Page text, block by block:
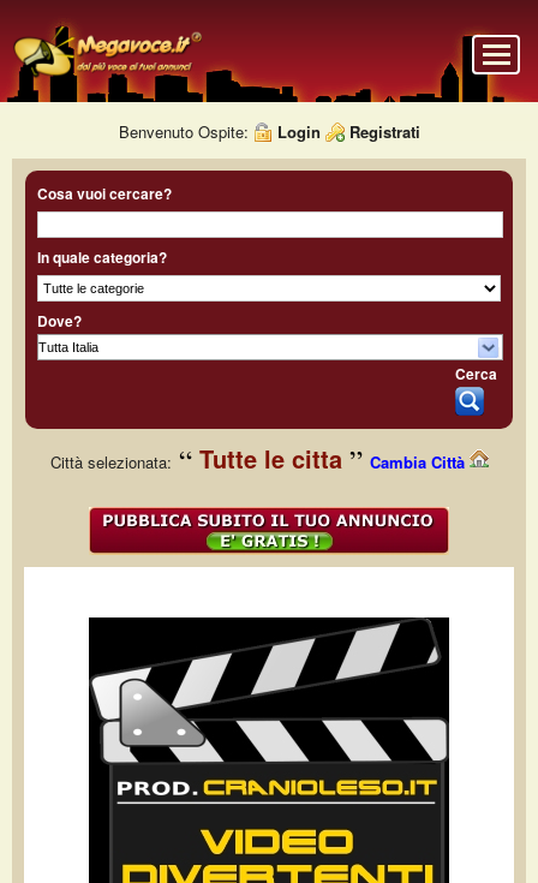
Benvenuto Ospite: Login Registrati
Cosa vuoi cercare?
In quale categoria?
Dove?
Cerca
Città selezionata: Tutte le citta Cambia Città